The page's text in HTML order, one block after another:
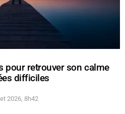
pour retrouver son calme
difficiles
2026, 8h42